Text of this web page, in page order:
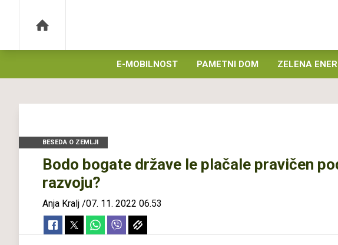
E-MOBILNOST PAMETNI DOM ZELENA
BESEDA O ZEMLJI
Bodo bogate države le plačale pravičen
razvoju?
Anja Kralj /07. 11. 2022 06.53